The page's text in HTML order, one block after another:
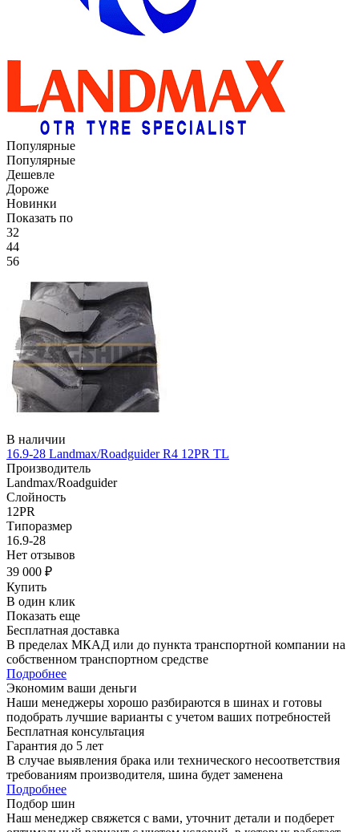
Популярные
Популярные
Дешевле
Дороже
Новинки
Показать по
32
44
56
В наличии
16.9-28 Landmax/Roadguider R4 12PR TL
Производитель
Landmax/Roadguider
Слойность
12PR
Типоразмер
16.9-28
Нет отзывов
39 000 ₽
Купить
В один клик
Показать еще
Бесплатная доставка
В пределах МКАД или до пункта транспортной компании на
собственном транспортном средстве
Подробнее
Экономим ваши деньги
Наши менеджеры хорошо разбираются в шинах и готовы
подобрать лучшие варианты с учетом ваших потребностей
Бесплатная консультация
Гарантия до 5 лет
В случае выявления брака или технического несоответствия
требованиям производителя, шина будет заменена
Подробнее
Подбор шин
Наш менеджер свяжется с вами, уточнит детали и подберет